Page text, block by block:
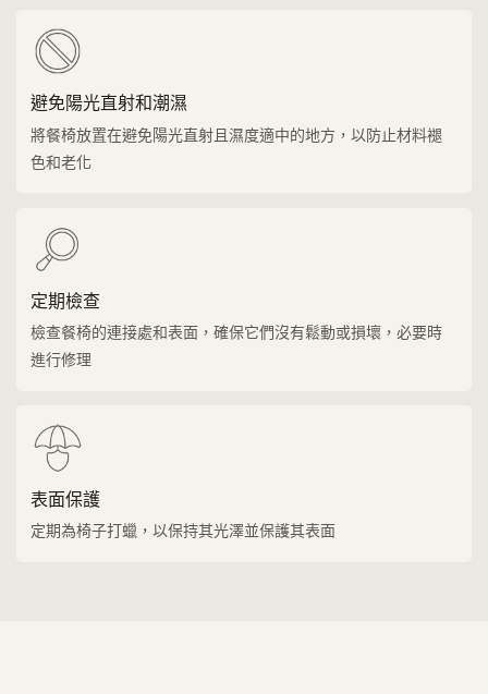
避免陽光直射和潮濕
將餐椅放置在避免陽光直射且濕度適中的地方，以防止材料褪
色和老化
定期檢查
檢查餐椅的連接處和表面，確保它們沒有鬆動或損壞，必要時
進行修理
表面保護
定期為椅子打蠟，以保持其光澤並保護其表面